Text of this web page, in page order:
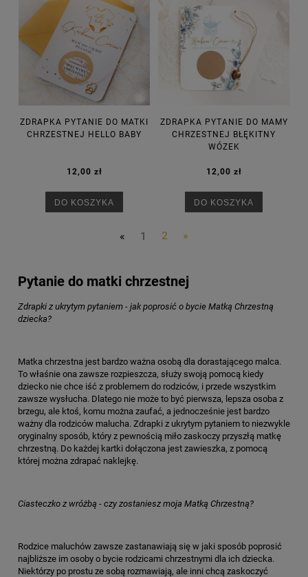
ZDRAPKA PYTANIE DO MATKI
CHRZESTNEJ HELLO BABY
12,00 zł
DO KOSZYKA
ZDRAPKA PYTANIE DO MAMY
CHRZESTNEJ BŁĘKITNY
WÓZEK
12,00 zł
DO KOSZYKA
« 1 2 »
Pytanie do matki chrzestnej
Zdrapki z ukrytym pytaniem - jak poprosić o bycie Matką Chrzestną
dziecka?
Matka chrzestna jest bardzo ważna osobą dla dorastającego malca.
To właśnie ona zawsze rozpieszcza, służy swoją pomocą kiedy
dziecko nie chce iść z problemem do rodziców, i przede wszystkim
zawsze wysłucha. Dlatego nie może to być pierwsza, lepsza osoba z
brzegu, ale ktoś, komu można zaufać, a jednocześnie jest bardzo
ważny dla rodziców malucha. Zdrapki z ukrytym pytaniem to niezwykle
oryginalny sposób, który z pewnością miło zaskoczy przyszłą matkę
chrzestną. Do każdej kartki dołączona jest zawieszka, z pomocą
której można zdrapać naklejkę.
Ciasteczko z wróżbą - czy zostaniesz moja Matką Chrzestną?
Rodzice maluchów zawsze zastanawiają się w jaki sposób poprosić
najbliższe im osoby o bycie rodzicami chrzestnymi dla ich dziecka.
Niektórzy po prostu ze sobą rozmawiają, ale inni chcą zaskoczyć